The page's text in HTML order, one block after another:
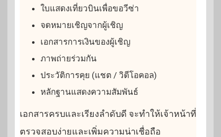
ใบแสดงเที่ยวบินเพื่อขอวีซ่า
จดหมายเชิญจากผู้เชิญ
เอกสารการเงินของผู้เชิญ
ภาพถ่ายร่วมกัน
ประวัติการคุย (แชต / วิดีโอคอล)
หลักฐานแสดงความสัมพันธ์
เอกสารครบและเรียงลำดับดี จะทำให้เจ้าหน้าที่
ตรวจสอบง่ายและเพิ่มความน่าเชื่อถือ